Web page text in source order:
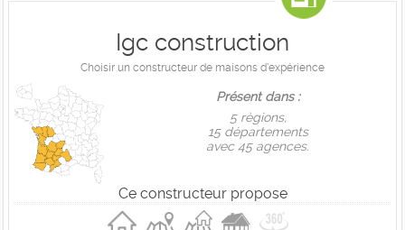
Igc construction
Choisir un constructeur de maisons d'expérience
Présent dans :
5 règions,
15 départements
avec 45 agences.
Ce constructeur propose